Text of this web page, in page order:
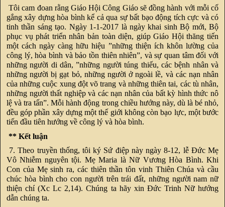
Tôi cam đoan rằng Giáo Hội Công Giáo sẽ đồng hành với mỗi cố
gắng xây dựng hòa bình kể cả qua sự bất bạo động tích cực và có
tinh thần sáng tạo. Ngày 1-1-2017 là ngày khai sinh Bộ mới, Bộ
phục vụ phát triển nhân bản toàn diện, giúp Giáo Hội thăng tiến
một cách ngày càng hữu hiệu ”những thiện ích khôn lường của
công lý, hòa bình và bảo tồn thiên nhiên”, và sự quan tâm đối với
những người di dân, ”những người túng thiếu, các bệnh nhân và
những người bị gạt bỏ, những người ở ngoài lề, và các nạn nhân
của những cuộc xung đột võ trang và những thiên tai, các tù nhân,
những người thất nghiệp và các nạn nhân của bất kỳ hình thức nô
lệ và tra tấn”. Mỗi hành động trong chiều hướng này, dù là bé nhỏ,
đều góp phần xây dựng một thế giới không còn bạo lực, một bước
tiến đầu tiên hướng về công lý và hòa bình.
** Kết luận
7. Theo truyền thống, tôi ký Sứ điệp này ngày 8-12, lễ Đức Mẹ
Vô Nhiễm nguyên tội. Mẹ Maria là Nữ Vương Hòa Bình. Khi
Con của Mẹ sinh ra, các thiên thần tôn vinh Thiên Chúa và cầu
chúc hòa bình cho con người trên trái đất, những người nam nữ
thiện chí (Xc Lc 2,14). Chúng ta hãy xin Đức Trinh Nữ hướng
dẫn chúng ta.